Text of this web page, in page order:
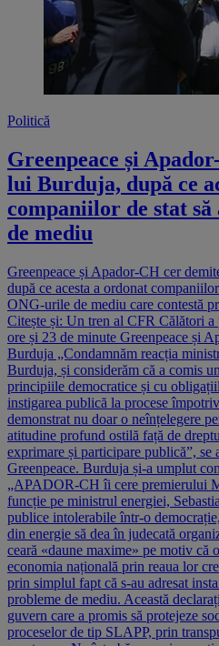
Politică
Greenpeace și
lui Burduja, după ce
companiilor de stat
de mediu
Greenpeace și Apador-CH cer
după ce acesta a ordonat
ONG-urile de mediu care contestă
Citește și: Un tren al CFR Călători
ore și 23 de minute Greenpeace și
Burduja „Condamnăm reacția
Burduja, și considerăm că a comis
principiile democratice și cu
instigarea publică la procese
demonstrat nu doar o neînțelegere
atitudine profund ostilă față de
exprimare și participare publică”, se
Greenpeace. Burduja și-a umplut
„APADOR-CH îi cere premierului
funcție pe ministrul energiei,
publice intolerabile într-o
din energie să dea în judecată
ceară «daune maxime» pe motiv că
economia națională prin reaua lor
prin simplul fapt că s-au adresat
probleme de mediu. Această
guvern care a promis să protejeze
proceselor de tip SLAPP, prin